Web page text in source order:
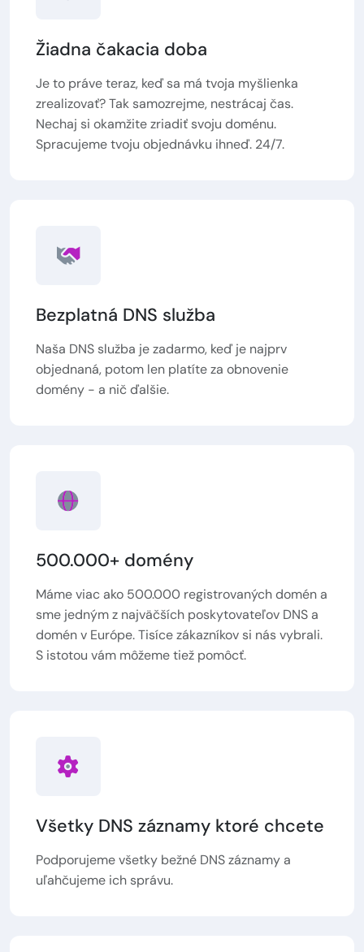
Žiadna čakacia doba
Je to práve teraz, keď sa má tvoja myšlienka
zrealizovať? Tak samozrejme, nestrácaj čas.
Nechaj si okamžite zriadiť svoju doménu.
Spracujeme tvoju objednávku ihneď. 24/7.
Bezplatná DNS služba
Naša DNS služba je zadarmo, keď je najprv
objednaná, potom len platíte za obnovenie
domény - a nič ďalšie.
500.000+ domény
Máme viac ako 500.000 registrovaných domén a
sme jedným z najväčších poskytovateľov DNS a
domén v Európe. Tisíce zákazníkov si nás vybrali.
S istotou vám môžeme tiež pomôcť.
Všetky DNS záznamy ktoré chcete
Podporujeme všetky bežné DNS záznamy a
uľahčujeme ich správu.